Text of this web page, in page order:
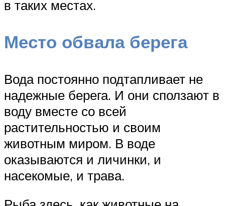
в таких местах.
Место обвала берега
Вода постоянно подтапливает не
надежные берега. И они сползают в
воду вместе со всей
растительностью и своим
животным миром. В воде
оказываются и личинки, и
насекомые, и трава.